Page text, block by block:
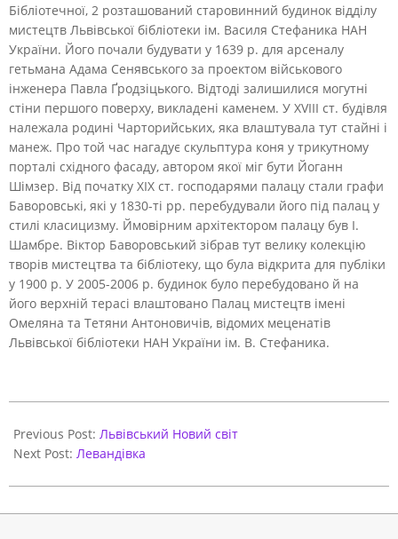
Бібліотечної, 2 розташований старовинний будинок відділу
мистецтв Львівської бібліотеки ім. Василя Стефаника НАН
України. Його почали будувати у 1639 р. для арсеналу
гетьмана Адама Сенявського за проектом військового
інженера Павла Ґродзіцького. Відтоді залишилися могутні
стіни першого поверху, викладені каменем. У XVIII ст. будівля
належала родині Чарторийських, яка влаштувала тут стайні і
манеж. Про той час нагадує скульптура коня у трикутному
порталі східного фасаду, автором якої міг бути Йоганн
Шімзер. Від початку XIX ст. господарями палацу стали графи
Баворовські, які у 1830-ті рр. перебудували його під палац у
стилі класицизму. Ймовірним архітектором палацу був І.
Шамбре. Віктор Баворовський зібрав тут велику колекцію
творів мистецтва та бібліотеку, що була відкрита для публіки
у 1900 р. У 2005-2006 р. будинок було перебудовано й на
його верхній терасі влаштовано Палац мистецтв імені
Омеляна та Тетяни Антоновичів, відомих меценатів
Львівської бібліотеки НАН України ім. В. Стефаника.
06-
01
Previous Post: Львівський Новий світ
Next Post: Левандівка